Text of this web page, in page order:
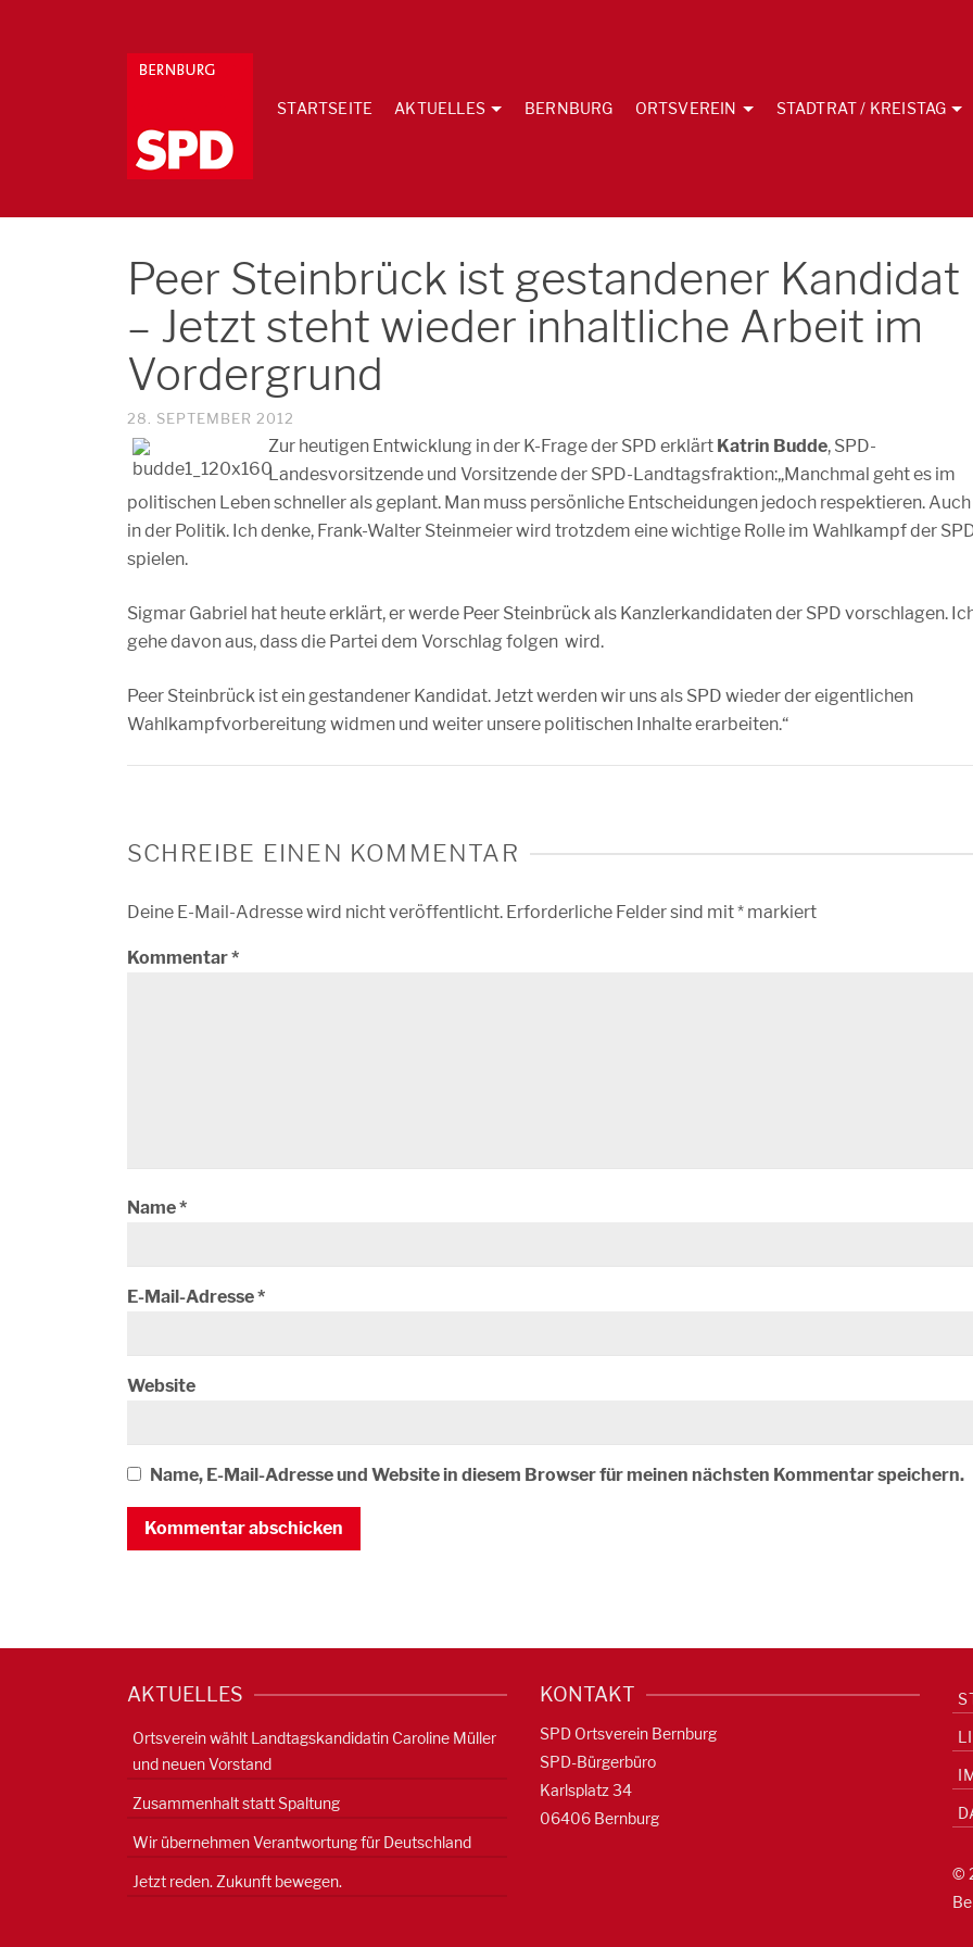
STARTSEITE AKTUELLES BERNBURG ORTSVEREIN STADTRAT / KREISTAG
Peer Steinbrück ist gestandener Kandidat
– Jetzt steht wieder inhaltliche Arbeit im
Vordergrund
28. SEPTEMBER 2012
Zur heutigen Entwicklung in der K-Frage der SPD erklärt Katrin Budde, SPD-
Landesvorsitzende und Vorsitzende der SPD-Landtagsfraktion:„Manchmal geht es im
politischen Leben schneller als geplant. Man muss persönliche Entscheidungen jedoch respektieren. Auch
in der Politik. Ich denke, Frank-Walter Steinmeier wird trotzdem eine wichtige Rolle im Wahlkampf der
spielen.
Sigmar Gabriel hat heute erklärt, er werde Peer Steinbrück als Kanzlerkandidaten der SPD vorschlagen.
gehe davon aus, dass die Partei dem Vorschlag folgen wird.
Peer Steinbrück ist ein gestandener Kandidat. Jetzt werden wir uns als SPD wieder der eigentlichen
Wahlkampfvorbereitung widmen und weiter unsere politischen Inhalte erarbeiten.“
SCHREIBE EINEN KOMMENTAR
Deine E-Mail-Adresse wird nicht veröffentlicht. Erforderliche Felder sind mit* markiert
Kommentar*
Name*
E-Mail-Adresse*
Website
Name, E-Mail-Adresse und Website in diesem Browser für meinen nächsten Kommentar speichern.
AKTUELLES
Ortsverein wählt Landtagskandidatin Caroline Müller
und neuen Vorstand
Zusammenhalt statt Spaltung
Wir übernehmen Verantwortung für Deutschland
Jetzt reden. Zukunft bewegen.
KONTAKT
SPD Ortsverein Bernburg
SPD-Bürgerbüro
Karlsplatz 34
06406 Bernburg
©